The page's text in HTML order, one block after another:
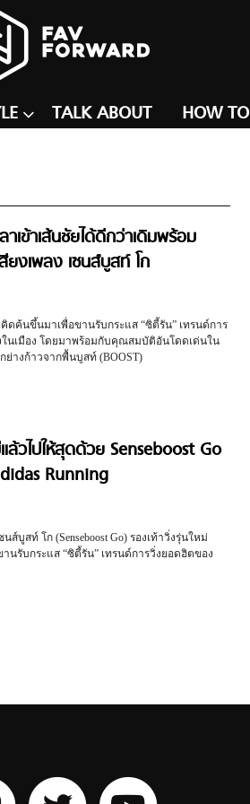
TALK ABOUT HOW TO
เข้าเส้นชัยได้ดีกว่าเดิมพร้อม
ยงเพลง เซนส์บูสท์ โก
ดค้นขึ้นมาเพื่อขานรับกระแส “ซิตี้รัน” เทรนด์การ
ในเมือง โดยมาพร้อมกับคุณสมบัติอันโดดเด่นใน
างก้าวจากพื้นบูสท์ (BOOST)
ล้วไปให้สุดด้วย Senseboost Go
Running
ส์บูสท์ โก (Senseboost Go) รองเท้าวิ่งรุ่นใหม่
รับกระแส “ซิตี้รัน” เทรนด์การวิ่งยอดฮิตของ